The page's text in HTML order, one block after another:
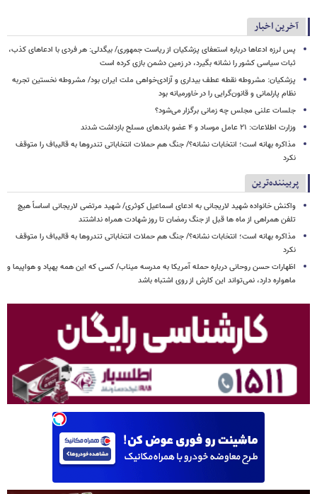
آخرین اخبار
پس لرزه ادعاها درباره استعفای پزشکیان از ریاست جمهوری/ بیگدلی: هر فردی با ادعاهای کذب،
ثبات سیاسی کشور را نشانه بگیرد، در زمین دشمن بازی کرده است
پزشکیان: مشروطه نقطه عطف بیداری و آزادی‌خواهی ملت ایران بود/ مشروطه نخستین تجربه
نظام پارلمانی و قانون‌گرایی را در خاورمیانه بود
جلسات علنی مجلس چه زمانی برگزار می‌شود؟
وزارت اطلاعات: ۲۱ عامل موساد و ۴ عضو باندهای مسلح بازداشت شدند
مذاکره بهانه است؛ انتخابات نشانه؟/ جنگ هم حملات انتخاباتی تندروها به قالیباف را متوقف
نکرد
پربیننده‌ترین
واکنش خانواده شهید لاریجانی به ادعای اسماعیل کوثری/ شهید مرتضی لاریجانی اساساً هیچ
تلفن همراهی از ماه ها قبل از جنگ رمضان تا روز شهادت همراه نداشتند
مذاکره بهانه است؛ انتخابات نشانه؟/ جنگ هم حملات انتخاباتی تندروها به قالیباف را متوقف
نکرد
اظهارات حسن روحانی درباره حمله آمریکا به مدرسه میناب/ کسی که این همه پهپاد و هواپیما و
ماهواره دارد، نمی‌تواند این کارش از روی اشتباه باشد